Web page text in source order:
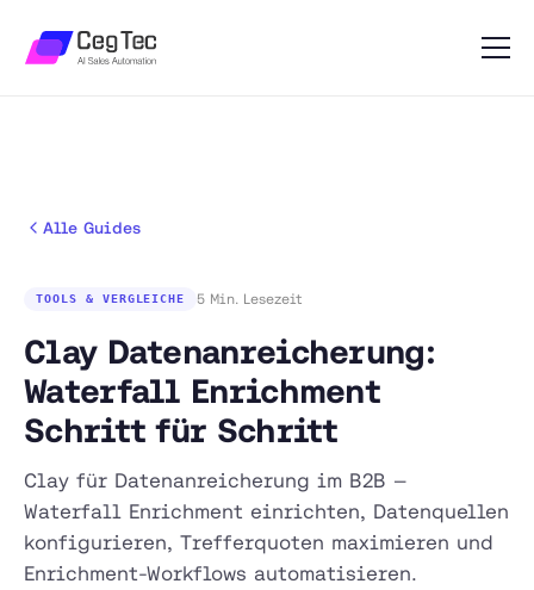
Alle Guides
TOOLS & VERGLEICHE 5 Min. Lesezeit
Clay Datenanreicherung:
Waterfall Enrichment
Schritt für Schritt
Clay für Datenanreicherung im B2B —
Waterfall Enrichment einrichten, Datenquellen
konfigurieren, Trefferquoten maximieren und
Enrichment-Workflows automatisieren.